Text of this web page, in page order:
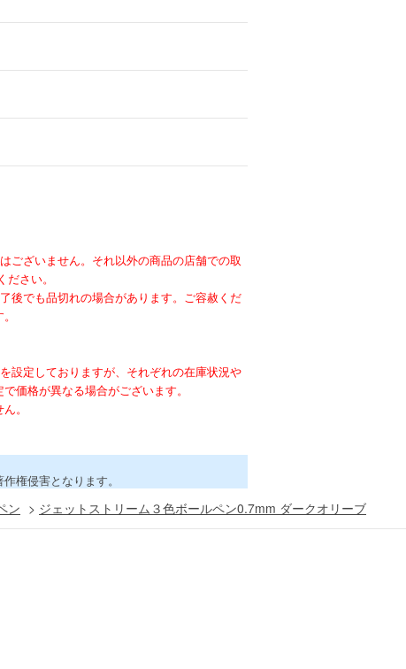
ございません。それ以外の商品の店舗での取
さい。
後でも品切れの場合があります。ご容赦くだ
設定しておりますが、それぞれの在庫状況や
価格が異なる場合がございます。
。
権侵害となります。
ン > ジェットストリーム３色ボールペン0.7mm ダークオリーブ